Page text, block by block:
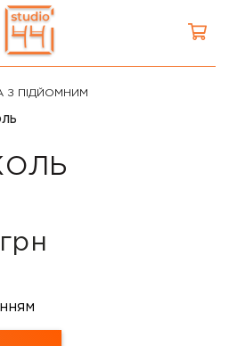
З ПІДЙОМНИМ
грн